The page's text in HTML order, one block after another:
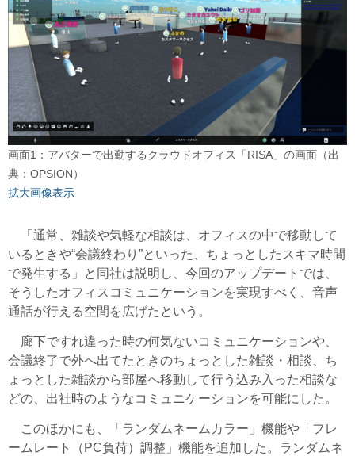
画面1：アバターで出勤するクラウドオフィス「RISA」の画面（出
典：OPSION）
拡大画像表示
「通常、雑談や気軽な相談は、オフィスの中で移動して
いるときや“会議終わり”といった、ちょっとしたスキマ時間
で発生する」と同社は説明し、今回のアップデートでは、
そうしたオフィスコミュニケーションを実現すべく、音声
通話が行える空間を広げたという。
廊下ですれ違った時の何気ないコミュニケーションや、
会議終了で外へ出てたときのちょっとした雑談・相談、ち
ょっとした雑談から部屋へ移動して行う込み入った相談な
どの、出社時のようなコミュニケーションを可能にした。
このほかにも、「ランダムネームカラー」機能や「フレ
ームレート（PC負荷）調整」機能を追加した。ランダムネ